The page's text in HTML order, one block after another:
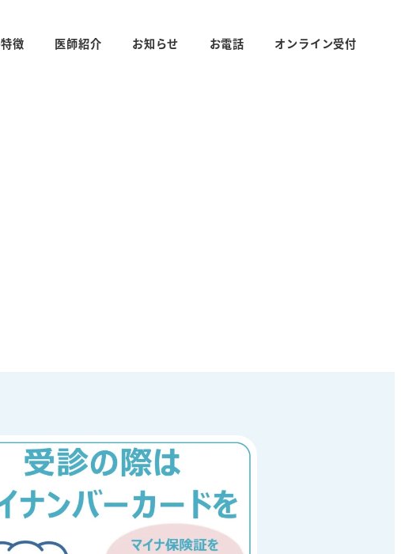
徴 医師紹介 お知らせ お電話 オンライン受付